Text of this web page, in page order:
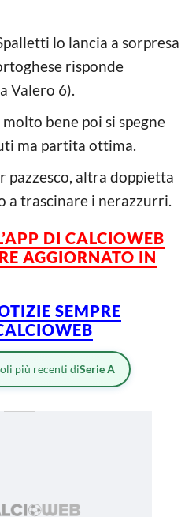
lo lancia a sorpresa
risponde
Valero 6).
bene poi si spegne
ma partita ottima.
pazzesco, altra doppietta
a trascinare i nerazzurri.
DI CALCIOWEB
AGGIORNATO IN
SEMPRE
più recenti diSerie A